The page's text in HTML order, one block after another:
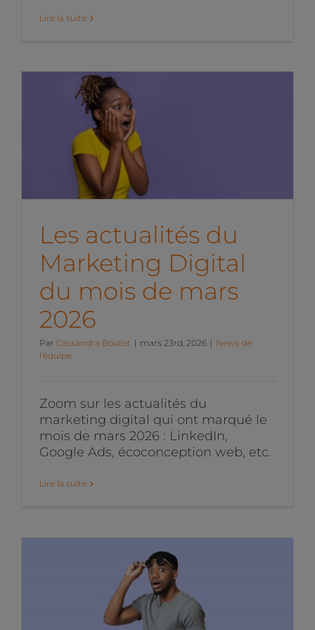
Lire la suite
Les actualités du
Marketing Digital du mois
de mars 2026
News de l'équipe
Les actualités du
Marketing Digital
du mois de mars
2026
Par Cassandra Boutet | mars 23rd, 2026 | News de
l'équipe
Zoom sur les actualités du
marketing digital qui ont marqué le
mois de mars 2026 : LinkedIn,
Google Ads, écoconception web, etc.
Lire la suite
Les actualités du
Marketing Digital du mois